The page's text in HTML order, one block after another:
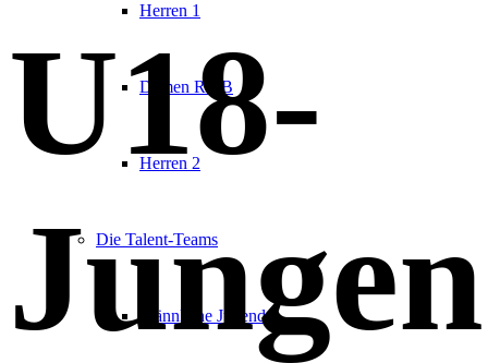
Herren 1
Damen RMB
Herren 2
Die Talent-Teams
Männliche Jugend
U18-
Jungen